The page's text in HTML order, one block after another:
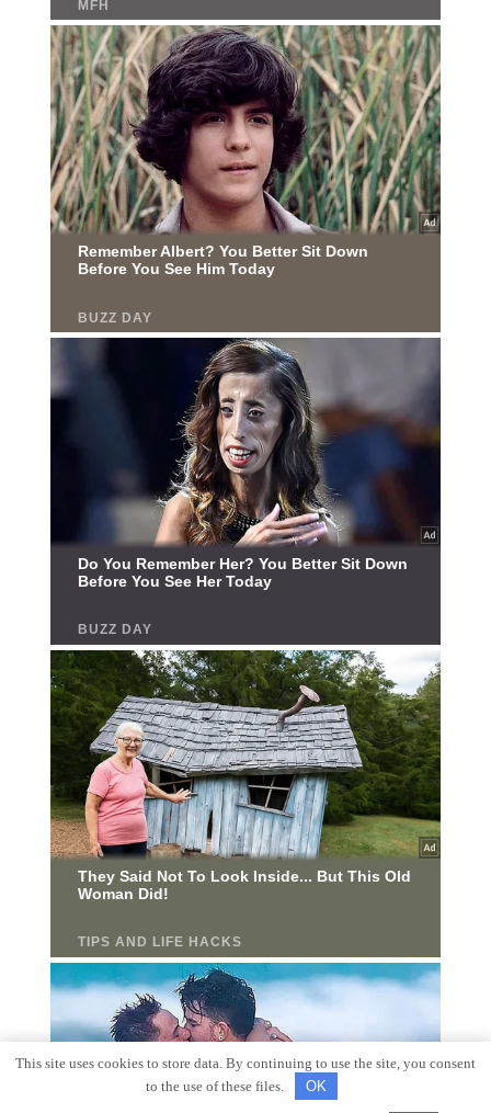
This site uses cookies to store data. By continuing to use the site, you consent
to the use of these files.
OK